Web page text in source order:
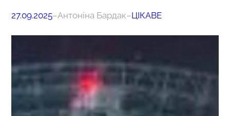
27.09.2025–Антоніна Бардак–ЦІКАВЕ